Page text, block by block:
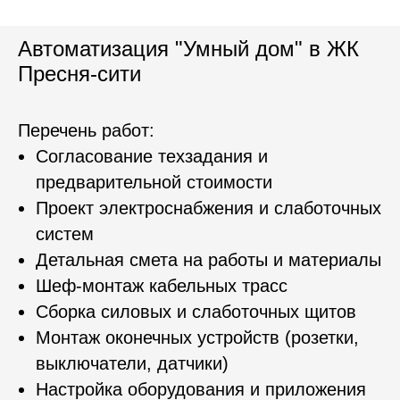
Автоматизация "Умный дом" в ЖК
Пресня-сити
Перечень работ:
Согласование техзадания и
предварительной стоимости
Проект электроснабжения и слаботочных
систем
Детальная смета на работы и материалы
Шеф-монтаж кабельных трасс
Сборка силовых и слаботочных щитов
Монтаж оконечных устройств (розетки,
выключатели, датчики)
Настройка оборудования и приложения